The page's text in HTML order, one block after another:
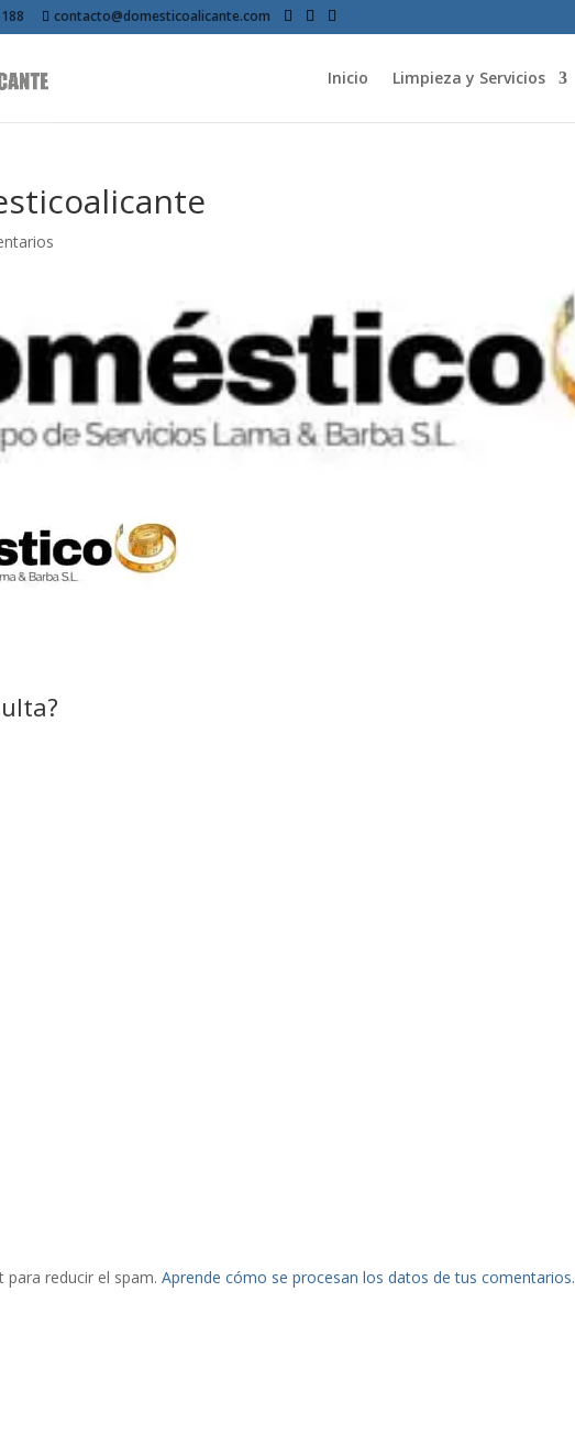
contacto@domesticoalicante.com
Inicio Limpieza y Servicios
para reducir el spam.Aprende cómo se procesan los datos de tus comentarios.